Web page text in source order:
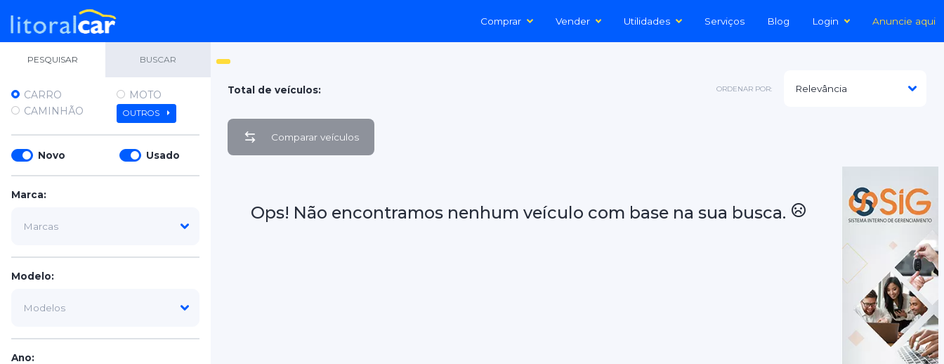
Comprar Vender Utilidades Serviços Blog Login Anuncie aqui
PESQUISAR BUSCAR
CARRO
MOTO
CAMINHÃO
OUTROS
Novo Usado
Marca:
Modelo:
Ano:
Total de veículos: ORDENAR POR:
Comparar veículos
Ops! Não encontramos nenhum veículo com base na sua busca.